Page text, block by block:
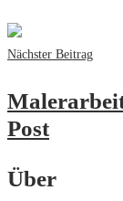
Nächster Beitrag
Post
Über